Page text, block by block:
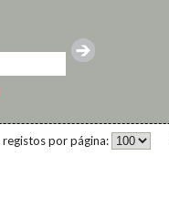
registos por página: